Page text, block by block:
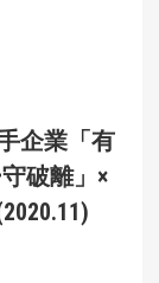
企業「有
破離」×